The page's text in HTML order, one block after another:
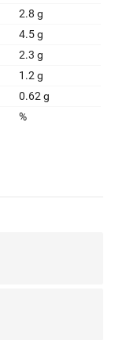
2.8 g
4.5 g
2.3 g
1.2 g
0.62 g
%